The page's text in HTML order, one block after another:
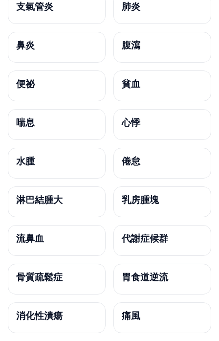
支氣管炎 肺炎
鼻炎 腹瀉
便祕 貧血
喘息 心悸
水腫 倦怠
淋巴結腫大 乳房腫塊
流鼻血 代謝症候群
骨質疏鬆症 胃食道逆流
消化性潰瘍 痛風